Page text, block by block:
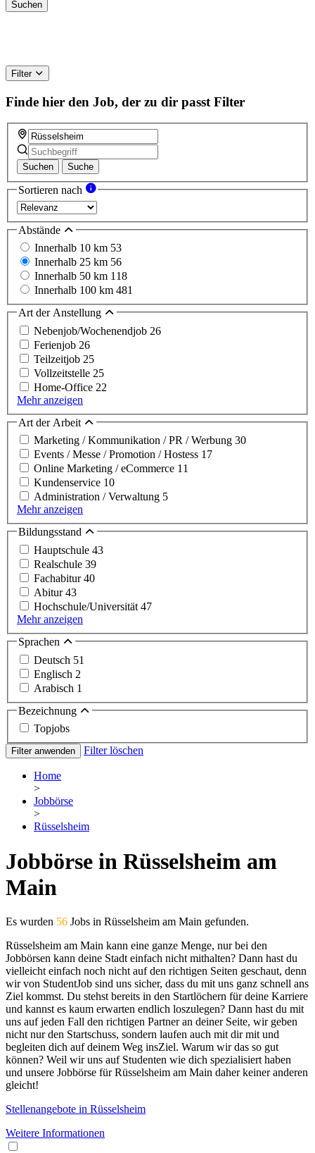
Filter
Finde hier den Job, der zu dir passt Filter
Suchen Suche
Sortieren nach
Abstände
Innerhalb 10 km 53
Innerhalb 25 km 56
Innerhalb 50 km 118
Innerhalb 100 km 481
Art der Anstellung
Nebenjob/Wochenendjob 26
Ferienjob 26
Teilzeitjob 25
Vollzeitstelle 25
Home-Office 22
Mehr anzeigen
Art der Arbeit
Marketing / Kommunikation / PR / Werbung 30
Events / Messe / Promotion / Hostess 17
Online Marketing / eCommerce 11
Kundenservice 10
Administration / Verwaltung 5
Mehr anzeigen
Bildungsstand
Hauptschule 43
Realschule 39
Fachabitur40
Abitur43
Hochschule/Universität 47
Mehr anzeigen
Sprachen
Deutsch 51
Englisch 2
Arabisch 1
Bezeichnung
Topjobs
Filter anwenden Filter löschen
Home
>
Jobbörse
>
Rüsselsheim
Jobbörse in Rüsselsheim am
Main
Es wurden 56 Jobs in Rüsselsheim am Main gefunden.
Rüsselsheim am Main kann eine ganze Menge, nur bei den
Jobbörsen kann deine Stadt einfach nicht mithalten? Dann hast du
vielleicht einfach noch nicht auf den richtigen Seiten geschaut, denn
wir von StudentJob sind uns sicher, dass du mit uns ganz schnell ans
Ziel kommst. Du stehst bereits in den Startlöchern für deine Karriere
und kannst es kaum erwarten endlich loszulegen? Dann hast du mit
uns auf jeden Fall den richtigen Partner an deiner Seite, wir geben
nicht nur den Startschuss, sondern laufen auch mit dir mit und
begleiten dich auf deinem Weg insZiel. Warum wir das so gut
können? Weil wir uns auf Studenten wie dich spezialisiert haben
und unsere Jobbörse für Rüsselsheim am Main daher keiner anderen
gleicht!
Stellenangebote in Rüsselsheim
Weitere Informationen